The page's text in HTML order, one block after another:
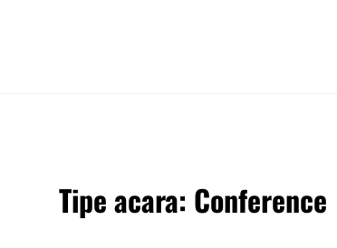
Tipe acara: Conference